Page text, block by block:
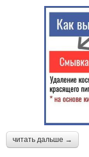
читать дальше →